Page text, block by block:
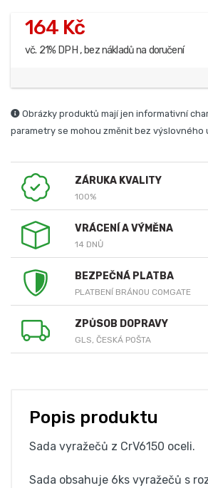
164 Kč
vč. 21% DPH , bez nákladů na doručení
Obrázky produktů mají jen informativní
parametry se mohou změnit bez výslovného
ZÁRUKA KVALITY
100%
VRÁCENÍ A VÝMĚNA
14 DNŮ
BEZPEČNÁ PLATBA
PLATBENÍ BRÁNOU COMGATE
ZPŮSOB DOPRAVY
GLS, ČESKÁ POŠTA
Popis produktu
Sada vyražečů z CrV6150 oceli.
Sada obsahuje 6ks vyražečů s